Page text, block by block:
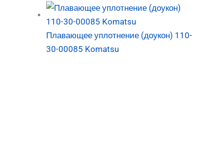
Плавающее уплотнение (доукон) 110-
30-00085 Komatsu